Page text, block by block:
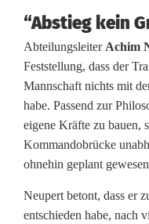
s
t
a
d
t
W
“Abstieg kein
Abteilungsleiter Achim
Feststellung, dass der
Mannschaft nichts mit
habe. Passend zur
eigene Kräfte zu bauen,
Kommandobrücke
ohnehin geplant
Neupert betont, dass er
entschieden habe, nach